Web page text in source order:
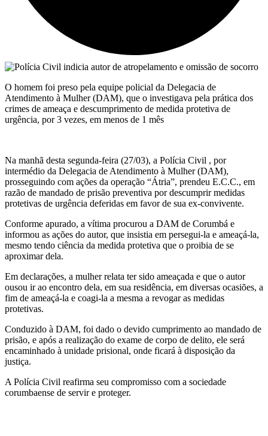
O homem foi preso pela equipe policial da Delegacia de
Atendimento à Mulher (DAM), que o investigava pela prática dos
crimes de ameaça e descumprimento de medida protetiva de
urgência, por 3 vezes, em menos de 1 mês
Na manhã desta segunda-feira (27/03), a Polícia Civil , por
intermédio da Delegacia de Atendimento à Mulher (DAM),
prosseguindo com ações da operação “Átria”, prendeu E.C.C., em
razão de mandado de prisão preventiva por descumprir medidas
protetivas de urgência deferidas em favor de sua ex-convivente.
Conforme apurado, a vítima procurou a DAM de Corumbá e
informou as ações do autor, que insistia em persegui-la e ameaçá-la,
mesmo tendo ciência da medida protetiva que o proibia de se
aproximar dela.
Em declarações, a mulher relata ter sido ameaçada e que o autor
ousou ir ao encontro dela, em sua residência, em diversas ocasiões, a
fim de ameaçá-la e coagi-la a mesma a revogar as medidas
protetivas.
Conduzido à DAM, foi dado o devido cumprimento ao mandado de
prisão, e após a realização do exame de corpo de delito, ele será
encaminhado à unidade prisional, onde ficará à disposição da
justiça.
A Polícia Civil reafirma seu compromisso com a sociedade
corumbaense de servir e proteger.